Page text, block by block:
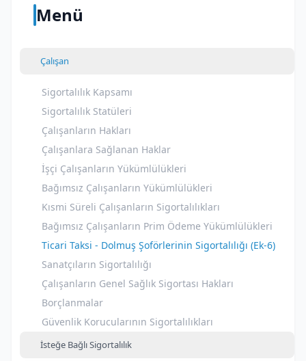
Menü
Çalışan
Sigortalılık Kapsamı
Sigortalılık Statüleri
Çalışanların Hakları
Çalışanlara Sağlanan Haklar
İşçi Çalışanların Yükümlülükleri
Bağımsız Çalışanların Yükümlülükleri
Kısmi Süreli Çalışanların Sigortalılıkları
Bağımsız Çalışanların Prim Ödeme Yükümlülükleri
Ticari Taksi - Dolmuş Şoförlerinin Sigortalılığı (Ek-6)
Sanatçıların Sigortalılığı
Çalışanların Genel Sağlık Sigortası Hakları
Borçlanmalar
Güvenlik Korucularının Sigortalılıkları
İsteğe Bağlı Sigortalılık